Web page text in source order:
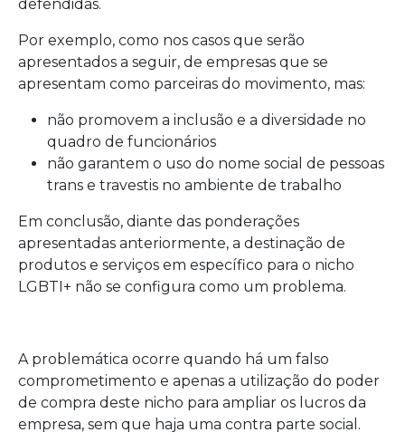
defendidas.
Por exemplo, como nos casos que serão
apresentados a seguir, de empresas que se
apresentam como parceiras do movimento, mas:
não promovem a inclusão e a diversidade no
quadro de funcionários
não garantem o uso do nome social de pessoas
trans e travestis no ambiente de trabalho
Em conclusão, diante das ponderações
apresentadas anteriormente, a destinação de
produtos e serviços em específico para o nicho
LGBTI+ não se configura como um problema.
A problemática ocorre quando há um falso
comprometimento e apenas a utilização do poder
de compra deste nicho para ampliar os lucros da
empresa, sem que haja uma contra parte social.